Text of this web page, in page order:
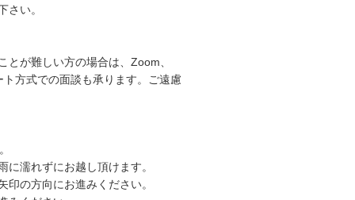
さい。
が難しい方の場合は、Zoom、
方式での面談も承ります。ご遠慮
濡れずにお越し頂けます。
の方向にお進みください。